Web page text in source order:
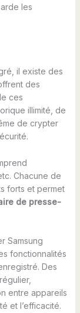
les
il existe des
des
ces
illimité, de
de crypter
Chacune de
forts et permet
de presse-
Samsung
fonctionnalités
Des
entre appareils
et l’efficacité.